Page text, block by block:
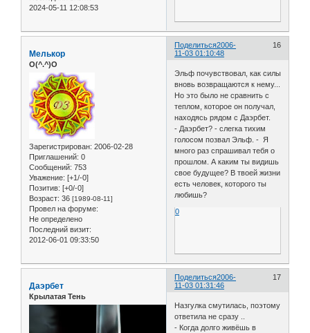
2024-05-11 12:08:53
Поделиться 16
2006-
11-03 01:10:48
Мелькор
O(^.^)O
Зарегистрирован: 2006-02-28
Приглашений: 0
Сообщений: 753
Уважение: [+1/-0]
Позитив: [+0/-0]
Возраст: 36 [1989-08-11]
Провел на форуме:
Не определено
Последний визит:
2012-06-01 09:33:50
Эльф почувствовал, как силы
вновь возвращаются к нему...
Но это было не сравнить с
теплом, которое он получал,
находясь рядом с Даэрбет.
- Даэрбет? - слегка тихим
голосом позвал Эльф. - Я
много раз спрашивал тебя о
прошлом. А каким ты видишь
свое будущее? В твоей жизни
есть человек, которого ты
любишь?
0
Поделиться 17
2006-
11-03 01:31:46
Даэрбет
Крылатая Тень
Назгулка смутилась, поэтому
ответила не сразу ..
- Когда долго живёшь в